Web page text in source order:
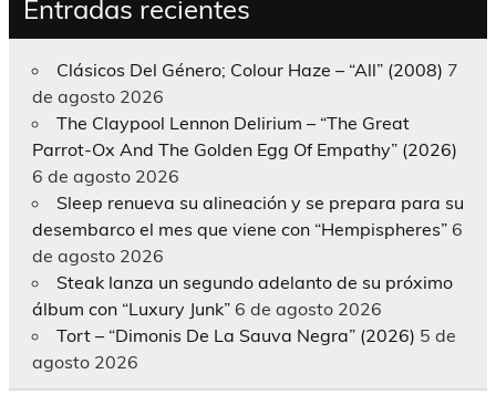
Entradas recientes
Clásicos Del Género; Colour Haze – “All” (2008) 7
de agosto 2026
The Claypool Lennon Delirium – “The Great
Parrot-Ox And The Golden Egg Of Empathy” (2026)
6 de agosto 2026
Sleep renueva su alineación y se prepara para su
desembarco el mes que viene con “Hempispheres” 6
de agosto 2026
Steak lanza un segundo adelanto de su próximo
álbum con “Luxury Junk” 6 de agosto 2026
Tort – “Dimonis De La Sauva Negra” (2026) 5 de
agosto 2026